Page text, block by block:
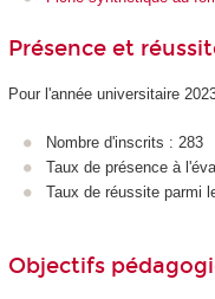
Présence et
Pour l'année universitaire
Nombre d'inscrits : 283
Taux de présence à
Taux de réussite parmi
Objectifs